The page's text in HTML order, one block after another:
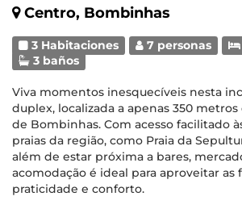
Centro, Bombinhas
3 Habitaciones 7 personas
3 baños
Viva momentos inesquecíveis nesta
duplex, localizada a apenas 350
de Bombinhas. Com acesso facilitado
praias da região, como Praia da
além de estar próxima a bares,
acomodação é ideal para aproveitar as
praticidade e conforto.